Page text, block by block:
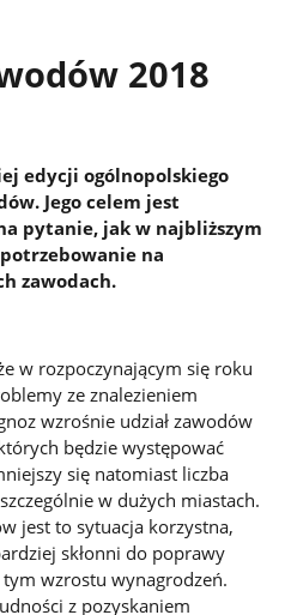
2018
edycji ogólnopolskiego
Jego celem jest
pytanie, jak w najbliższym
na
zawodach.
w rozpoczynającym się roku
ze znalezieniem
wzrośnie udział zawodów
będzie występować
się natomiast liczba
w dużych miastach.
jest to sytuacja korzystna,
skłonni do poprawy
wzrostu wynagrodzeń.
z pozyskaniem